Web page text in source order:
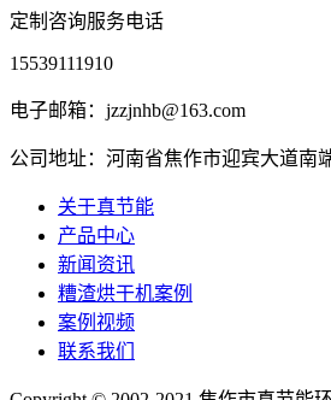
定制咨询服务电话
15539111910
电子邮箱：jzzjnhb@163.com
公司地址：河南省焦作市迎宾大道南
关于真节能
产品中心
新闻资讯
糟渣烘干机案例
案例视频
联系我们